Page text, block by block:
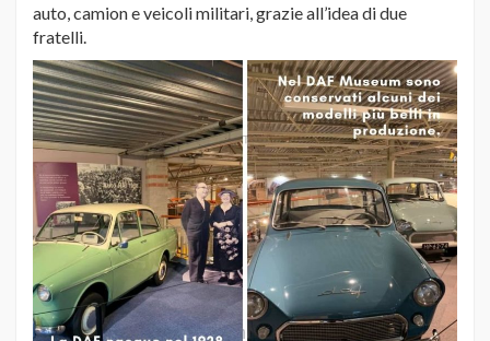
auto, camion e veicoli militari, grazie all’idea di due
fratelli.